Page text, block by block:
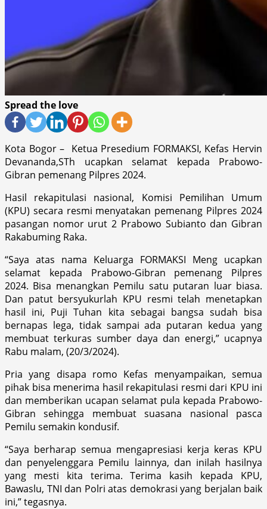
Spread the love
Kota Bogor – Ketua Presedium FORMAKSI, Kefas Hervin
Devananda,STh ucapkan selamat kepada Prabowo-
Gibran pemenang Pilpres 2024.
Hasil rekapitulasi nasional, Komisi Pemilihan Umum
(KPU) secara resmi menyatakan pemenang Pilpres 2024
pasangan nomor urut 2 Prabowo Subianto dan Gibran
Rakabuming Raka.
“Saya atas nama Keluarga FORMAKSI Meng ucapkan
selamat kepada Prabowo-Gibran pemenang Pilpres
2024. Bisa menangkan Pemilu satu putaran luar biasa.
Dan patut bersyukurlah KPU resmi telah menetapkan
hasil ini, Puji Tuhan kita sebagai bangsa sudah bisa
bernapas lega, tidak sampai ada putaran kedua yang
membuat terkuras sumber daya dan energi,” ucapnya
Rabu malam, (20/3/2024).
Pria yang disapa romo Kefas menyampaikan, semua
pihak bisa menerima hasil rekapitulasi resmi dari KPU ini
dan memberikan ucapan selamat pula kepada Prabowo-
Gibran sehingga membuat suasana nasional pasca
Pemilu semakin kondusif.
“Saya berharap semua mengapresiasi kerja keras KPU
dan penyelenggara Pemilu lainnya, dan inilah hasilnya
yang mesti kita terima. Terima kasih kepada KPU,
Bawaslu, TNI dan Polri atas demokrasi yang berjalan baik
ini,” tegasnya.